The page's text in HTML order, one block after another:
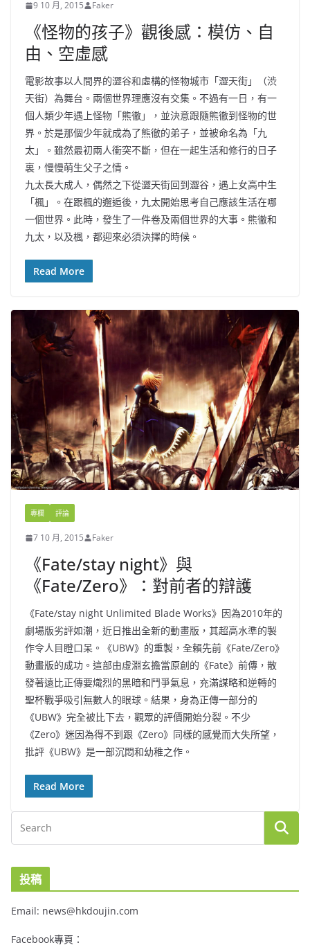
9 10 月, 2015 Faker
《怪物的孩子》觀後感：模仿、自
由、空虛感
電影故事以人間界的澀谷和虛構的怪物城市「澀天街」（渋
天街）為舞台。兩個世界理應沒有交集。不過有一日，有一
個人類少年遇上怪物「熊徹」，並決意跟隨熊徹到怪物的世
界。於是那個少年就成為了熊徹的弟子，並被命名為「九
太」。雖然最初兩人衝突不斷，但在一起生活和修行的日子
裏，慢慢萌生父子之情。
九太長大成人，偶然之下從澀天街回到澀谷，遇上女高中生
「楓」。在跟楓的邂逅後，九太開始思考自己應該生活在哪
一個世界。此時，發生了一件卷及兩個世界的大事。熊徹和
九太，以及楓，都迎來必須決擇的時候。
Read More
專欄 評論
7 10 月, 2015 Faker
《Fate/stay night》與
《Fate/Zero》：對前者的辯護
《Fate/stay night Unlimited Blade Works》因為2010年的
劇場版劣評如潮，近日推出全新的動畫版，其超高水準的製
作令人目瞪口呆。《UBW》的重製，全賴先前《Fate/Zero》
動畫版的成功。這部由虛淵玄擔當原創的《Fate》前傳，散
發著遠比正傳要熾烈的黑暗和鬥爭氣息，充滿謀略和逆轉的
聖杯戰爭吸引無數人的眼球。結果，身為正傳一部分的
《UBW》完全被比下去，觀眾的評價開始分裂。不少
《Zero》迷因為得不到跟《Zero》同樣的感覺而大失所望，
批評《UBW》是一部沉悶和幼稚之作。
Read More
投稿
Email: news@hkdoujin.com
Facebook專頁：